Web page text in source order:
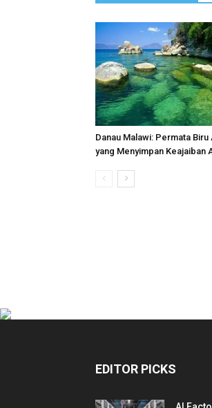
Danau Malawi: Permata
yang Menyimpan Keajaiban
EDITOR PICKS